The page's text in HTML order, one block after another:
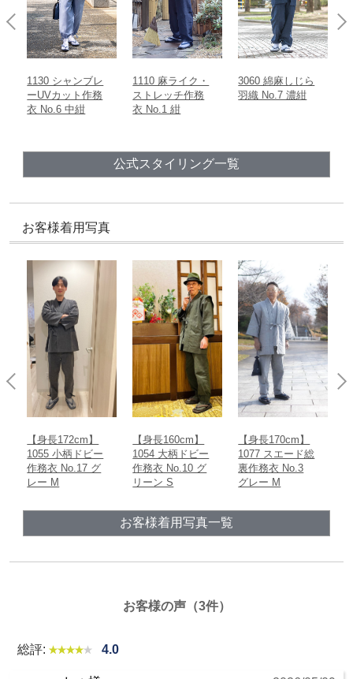
1110 麻ライク・
ストレッチ作務
衣 No.1 紺
3060 綿麻しじら
羽織 No.7 濃紺
5095 カイハラデ
ニム・ピマ綿作
公式スタイリング一覧
お客様着用写真
【身長172cm】
1055 小柄ドビー
作務衣 No.17 グ
レー M
【身長160cm】
1054 大柄ドビー
作務衣 No.10 グ
リーン S
【身長170cm】
1077 スエード総
裏作務衣 No.3
グレー M
お客様着用写真一覧
お客様の声（3件）
総評: 4.0